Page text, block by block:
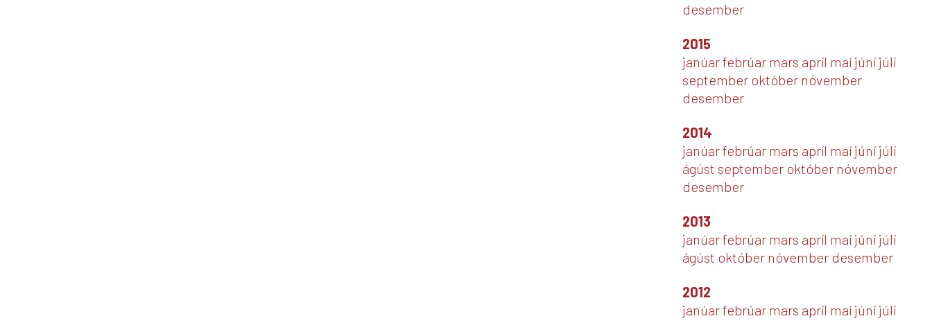
desember
2015
janúarfebrúar mars apríl maí júní júlí
september október nóvember
desember
2014
janúarfebrúar mars apríl maí júní júlí
ágúst september október nóvember
desember
2013
janúarfebrúar mars apríl maí júní júlí
ágúst október nóvember desember
2012
janúarfebrúar mars apríl maí júní júlí